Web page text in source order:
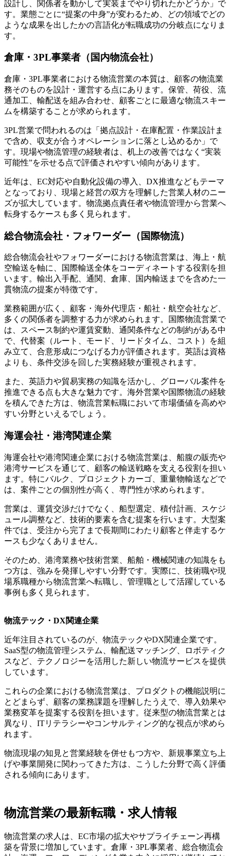
設計し、関係者を動かして実装までやり切れたかどうか」で
す。業態ごとに“提案の中身”が変わるため、どの領域でどの
ような成果を出したかの言語化が転職成功の分岐点になりま
す。
倉庫・3PL事業者（国内物流会社）
倉庫・3PL事業者における物流営業の本質は、顧客の物流業
務そのものを設計・運営する点にあります。保管、荷役、流
通加工、輸配送を組み合わせ、顧客ごとに最適な物流スキー
ムを構築することが求められます。
3PL営業で問われるのは「拠点設計・在庫配置・作業設計ま
で含め、収支が合うオペレーションに落とし込めるか」で
す。現場や物流管理の経験者は、机上の改善ではなく“実装
可能性”を示せる点で評価されやすい傾向があります。
近年は、EC対応や自動化設備の導入、DX推進などもテーマ
となっており、現場と経営の双方を理解した営業人材のニー
ズが拡大しています。物流拠点責任者や物流管理から営業へ
転身するケースも多く見られます。
総合物流会社・フォワーダー（国際物流）
総合物流会社やフォワーダーにおける物流営業は、海上・航
空輸送を軸に、国際輸送全体をコーディネートする役割を担
います。輸出入手配、通関、倉庫、国内輸送までを含めた一
貫物流の提案が特徴です。
業務範囲が広く、顧客・海外代理店・船社・航空会社など、
多くの関係者を調整する力が求められます。国際物流営業で
は、スペース制約や運賃変動、通関条件などの制約がある中
で、代替案（ルート、モード、リードタイム、コスト）を組
み立て、合意形成につなげる力が評価されます。英語は資格
よりも、条件交渉を回した実務経験が重視されます。
また、英語力や貿易実務の知識を活かし、グローバル案件を
推進できる点も大きな魅力です。海外営業や国際物流の経験
を積んできた方は、物流営業転職において市場価値を高めや
すい分野といえるでしょう。
海運会社・港湾関連企業
海運会社や港湾関連企業における物流営業は、船腹の販売や
港湾サービスを通じて、顧客の輸送戦略を支える役割を担い
ます。特にバルク、プロジェクトカーゴ、重量物輸送などで
は、案件ごとの個別性が高く、専門性が求められます。
営業は、運賃交渉だけでなく、船型選定、積付計画、スケジ
ュール調整など、技術的要素を含む提案を行います。大型案
件では、受注から完了まで長期間にわたり顧客と伴走するケ
ースも少なくありません。
そのため、港湾業務や技術営業、船舶・機械関連の知識をも
つ方は、強みを発揮しやすい分野です。実際に、技術職や現
場系職種から物流営業へ転職し、管理職として活躍している
事例も多く見られます。
物流テック・DX関連企業
近年注目されているのが、物流テックやDX関連企業です。
SaaS型の物流管理システム、輸配送マッチング、ロボティク
スなど、テクノロジーを活用した新しい物流サービスを提供
しています。
これらの企業における物流営業は、プロダクトの機能説明に
とどまらず、顧客の業務課題を理解したうえで、導入効果や
業務変革を提案する役割を担います。従来型の物流営業とは
異なり、ITリテラシーやコンサルティング的な視点が求めら
れます。
物流現場の知見と営業経験を併せもつ方や、新規事業立ち上
げや事業開発に関わってきた方は、こうした分野で高く評価
される傾向にあります。
物流営業の最新転職・求人情報
物流営業の求人は、EC市場の拡大やサプライチェーン再構
築を背景に増加しています。倉庫・3PL事業者、総合物流会